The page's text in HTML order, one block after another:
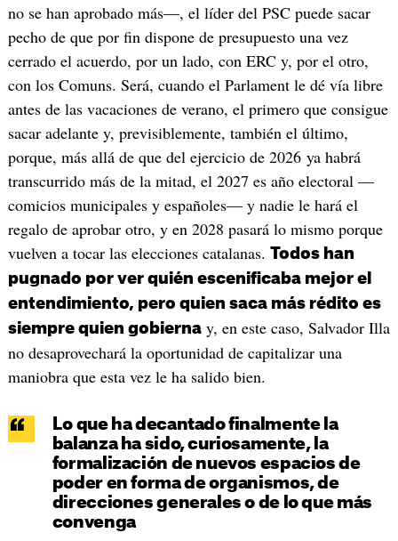
no se han aprobado más—, el líder del PSC puede sacar
pecho de que por fin dispone de presupuesto una vez
cerrado el acuerdo, por un lado, con ERC y, por el otro,
con los Comuns. Será, cuando el Parlament le dé vía libre
antes de las vacaciones de verano, el primero que consigue
sacar adelante y, previsiblemente, también el último,
porque, más allá de que del ejercicio de 2026 ya habrá
transcurrido más de la mitad, el 2027 es año electoral —
comicios municipales y españoles— y nadie le hará el
regalo de aprobar otro, y en 2028 pasará lo mismo porque
vuelven a tocar las elecciones catalanas. Todos han
pugnado por ver quién escenificaba mejor el
entendimiento, pero quien saca más rédito es
siempre quien gobiernay, en este caso, Salvador Illa
no desaprovechará la oportunidad de capitalizar una
maniobra que esta vez le ha salido bien.
Lo que ha decantado finalmente la
balanza ha sido, curiosamente, la
formalización de nuevos espacios de
poder en forma de organismos, de
direcciones generales o de lo que más
convenga